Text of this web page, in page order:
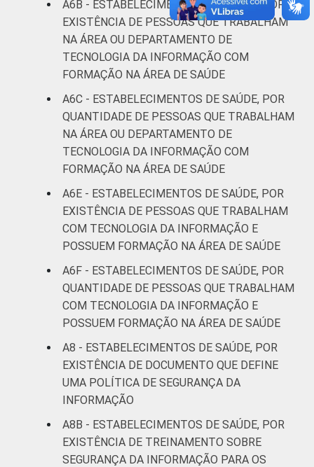
A6B - ESTABELECIMENTOS DE SAÚDE, POR
EXISTÊNCIA DE PESSOAS QUE TRABALHAM
NA ÁREA OU DEPARTAMENTO DE
TECNOLOGIA DA INFORMAÇÃO COM
FORMAÇÃO NA ÁREA DE SAÚDE
A6C - ESTABELECIMENTOS DE SAÚDE, POR
QUANTIDADE DE PESSOAS QUE TRABALHAM
NA ÁREA OU DEPARTAMENTO DE
TECNOLOGIA DA INFORMAÇÃO COM
FORMAÇÃO NA ÁREA DE SAÚDE
A6E - ESTABELECIMENTOS DE SAÚDE, POR
EXISTÊNCIA DE PESSOAS QUE TRABALHAM
COM TECNOLOGIA DA INFORMAÇÃO E
POSSUEM FORMAÇÃO NA ÁREA DE SAÚDE
A6F - ESTABELECIMENTOS DE SAÚDE, POR
QUANTIDADE DE PESSOAS QUE TRABALHAM
COM TECNOLOGIA DA INFORMAÇÃO E
POSSUEM FORMAÇÃO NA ÁREA DE SAÚDE
A8 - ESTABELECIMENTOS DE SAÚDE, POR
EXISTÊNCIA DE DOCUMENTO QUE DEFINE
UMA POLÍTICA DE SEGURANÇA DA
INFORMAÇÃO
A8B - ESTABELECIMENTOS DE SAÚDE, POR
EXISTÊNCIA DE TREINAMENTO SOBRE
SEGURANÇA DA INFORMAÇÃO PARA OS